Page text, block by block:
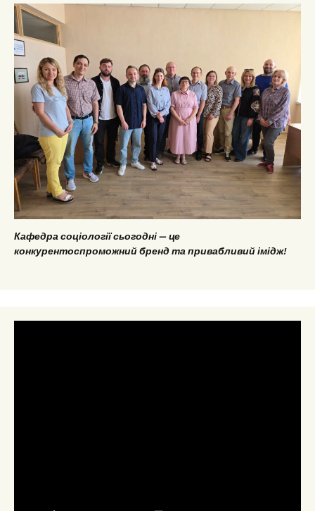
Кафедра соціології сьогодні — це
конкурентоспроможний бренд та привабливий імідж!